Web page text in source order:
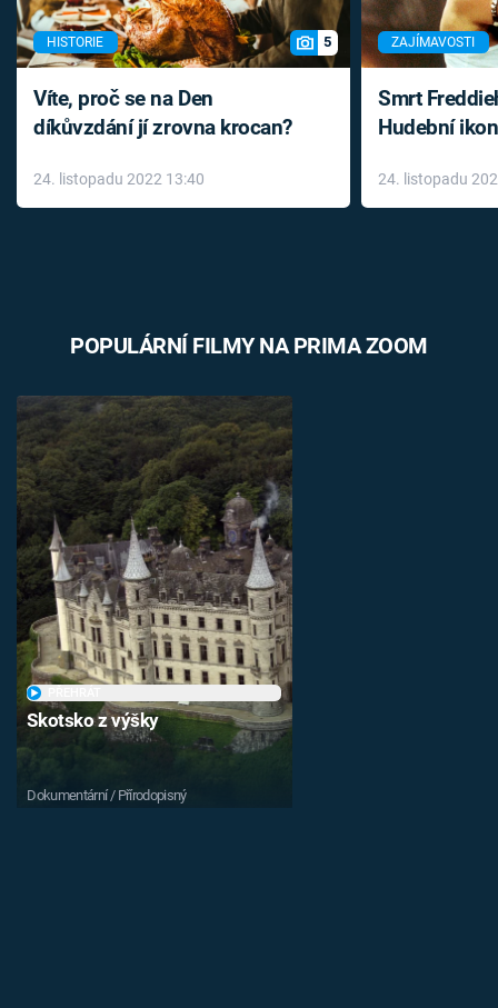
HISTORIE 5
Víte, proč se na Den
díkůvzdání jí zrovna krocan?
24. listopadu 2022 13:40
ZAJÍMAVOSTI
Smrt
Hudební
léky
24. listopadu
POPULÁRNÍ FILMY NA PRIMA ZOOM
Skotsko z výšky
Dokumentární / Přírodopisný